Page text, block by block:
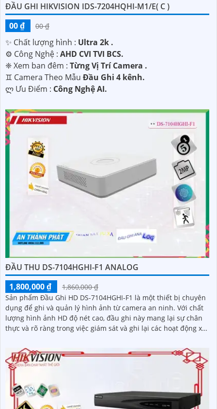
ĐẦU GHI HIKVISION IDS-7204HQHI-M1/E( C )
00 ₫
00 ₫
✨ Chất lượng hình : Ultra 2k .
⚙ Công Nghệ : AHD CVI TVI BCS.
❈ Xem ban đêm : Từng Vị Trí Camera .
♊ Camera Theo Mẫu Đầu Ghi 4 kênh.
️ლ Ưu Điểm : Công Nghệ AI.
ĐẦU THU DS-7104HGHI-F1 ANALOG
1,800,000 ₫
1,860,000 ₫
Sản phẩm Đầu Ghi HD DS-7104HGHI-F1 là một thiết bị chuyên
dụng để ghi và quản lý hình ảnh từ camera an ninh. Với chất
lượng hình ảnh HD độ nét cao, đầu ghi này mang lại sự chân
thực và rõ ràng trong việc giám sát và ghi lại các hoạt động xảy